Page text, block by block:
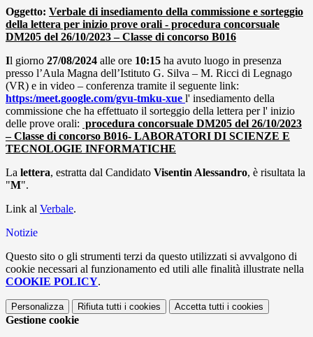
Oggetto: Verbale di insediamento della commissione e sorteggio
della lettera per inizio prove orali - procedura concorsuale
DM205 del 26/10/2023 – Classe di concorso B016
Il giorno 27/08/2024 alle ore 10:15 ha avuto luogo in presenza
presso l’Aula Magna dell’Istituto G. Silva – M. Ricci di Legnago
(VR) e in video – conferenza tramite il seguente link:
https:/meet.google.com/gvu-tmku-xue l' insediamento della
commissione che ha effettuato il sorteggio della lettera per l' inizio
delle prove orali: procedura concorsuale DM205 del 26/10/2023
– Classe di concorso B016- LABORATORI DI SCIENZE E
TECNOLOGIE INFORMATICHE
La lettera, estratta dal Candidato Visentin Alessandro, è risultata la
"M".
Link al Verbale.
Notizie
Questo sito o gli strumenti terzi da questo utilizzati si avvalgono di
cookie necessari al funzionamento ed utili alle finalità illustrate nella
COOKIE POLICY.
Personalizza Rifiuta tutti i cookies Accetta tutti i cookies
Gestione cookie